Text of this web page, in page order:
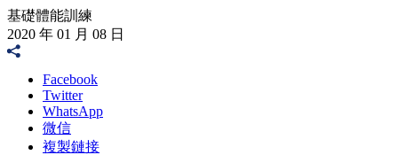
基礎體能訓練
2020 年 01 月 08 日
Facebook
Twitter
WhatsApp
微信
複製鏈接